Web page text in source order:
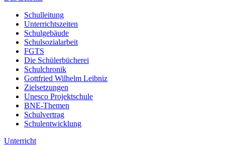
Schulleitung
Unterrichtszeiten
Schulgebäude
Schulsozialarbeit
FGTS
Die Schülerbücherei
Schulchronik
Gottfried Wilhelm Leibniz
Zielsetzungen
Unesco Projektschule
BNE-Themen
Schulvertrag
Schulentwicklung
Unterricht